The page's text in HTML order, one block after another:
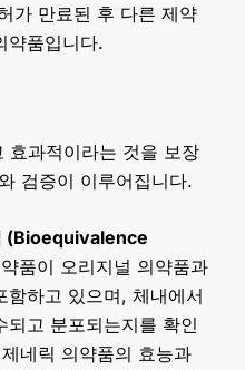
가 만료된 후 다른 제약
약품입니다.
효과적이라는 것을 보장
검증이 이루어집니다.
(Bioequivalence
품이 오리지널 의약품과
함하고 있으며, 체내에서
되고 분포되는지를 확인
네릭 의약품의 효능과